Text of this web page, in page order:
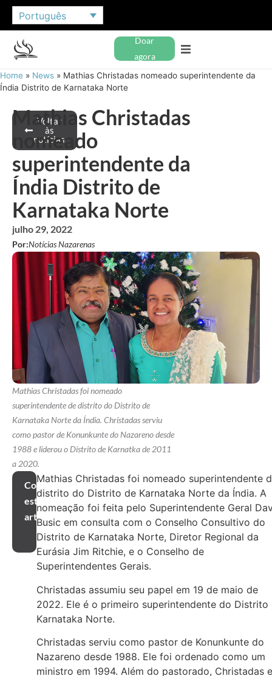
Português
Doar
agora
Home » News » Mathias Christadas nomeado superintendente da
Índia Distrito de Karnataka Norte
Voltar
às
notícias
Mathias Christadas
nomeado
superintendente da
Índia Distrito de
Karnataka Norte
julho 29, 2022
Por:Notícias Nazarenas
Mathias Christadas foi nomeado
superintendente de distrito do Distrito de
Karnataka Norte da Índia. Christadas serviu
como pastor de Konunkunte do Nazareno desde
1988 e liderou o Distrito de Karnatka de 2011
a 2020.
Compartilhar
este
artigo
Mathias Christadas foi nomeado superintendente
distrito do Distrito de Karnataka Norte da Índia. A
nomeação foi feita pelo Superintendente Geral
Busic em consulta com o Conselho Consultivo do
Distrito de Karnataka Norte, Diretor Regional da
Eurásia Jim Ritchie, e o Conselho de
Superintendentes Gerais.
Christadas assumiu seu papel em 19 de maio de
2022. Ele é o primeiro superintendente do Distrito
Karnataka Norte.
Christadas serviu como pastor de Konunkunte do
Nazareno desde 1988. Ele foi ordenado como um
ministro em 1994. Além do pastorado, Christadas